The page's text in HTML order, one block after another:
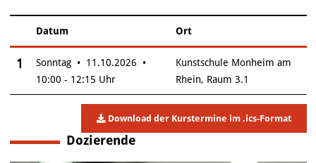
Insgesamt gibt es 1 Termine zum diesen Kurs
–
Datum Ort
1
Sonntag • 11.10.2026 •
10:00 - 12:15 Uhr
Kunstschule Monheim am
Rhein, Raum 3.1
Download der Kurstermine im .ics-Format
Dozierende